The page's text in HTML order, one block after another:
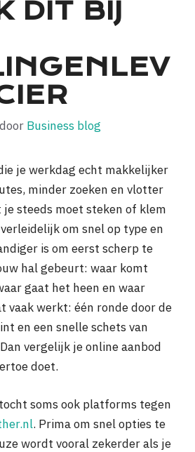
DIT BIJ
door Business blog
je werkdag echt makkelijker
minder zoeken en vlotter
je steeds moet steken of klem
om snel op type en
is om eerst scherp te
hal gebeurt: waar komt
gaat het heen en waar
vaak werkt: één ronde door de
en een snelle schets van
vergelijk je online aanbod
doet.
soms ook platforms tegen
. Prima om snel opties te
wordt vooral zekerder als je